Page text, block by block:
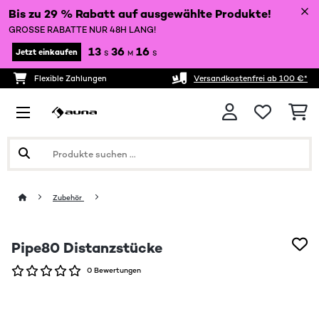
Bis zu 29 % Rabatt auf ausgewählte Produkte!
GROSSE RABATTE NUR 48H LANG!
Jetzt einkaufen 13 S 36 M 16 S
Flexible Zahlungen Versandkostenfrei ab 100 €*
Zubehör
Pipe80 Distanzstücke
0 Bewertungen